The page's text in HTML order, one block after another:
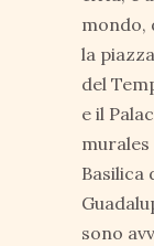
mondo,
la
del
e il
murales
Basilica
sono